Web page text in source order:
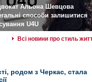
Альона Шевцова
способи залишитися
U4U
Всі новини про стиль
родом з Черкас, стала